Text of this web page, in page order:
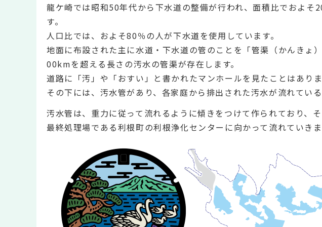
龍ケ崎では昭和50年代から下水道の整備が行われ、面積比でおよそ
す。
人口比では、およそ80％の人が下水道を使用しています。
地面に布設された主に水道・下水道の管のことを「管渠（かんきょ
00kmを超える長さの汚水の管渠が存在します。
道路に「汚」や「おすい」と書かれたマンホールを見たことはあり
その下には、汚水管があり、各家庭から排出された汚水が流れている
汚水管は、重力に従って流れるように傾きをつけて作られており、
最終処理場である利根町の利根浄化センターに向かって流れていきま